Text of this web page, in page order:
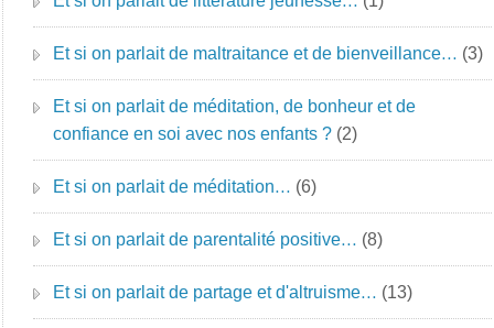
Et si on parlait de maltraitance et de bienveillance… (3)
Et si on parlait de méditation, de bonheur et de
confiance en soi avec nos enfants ? (2)
Et si on parlait de méditation… (6)
Et si on parlait de parentalité positive… (8)
Et si on parlait de partage et d'altruisme… (13)